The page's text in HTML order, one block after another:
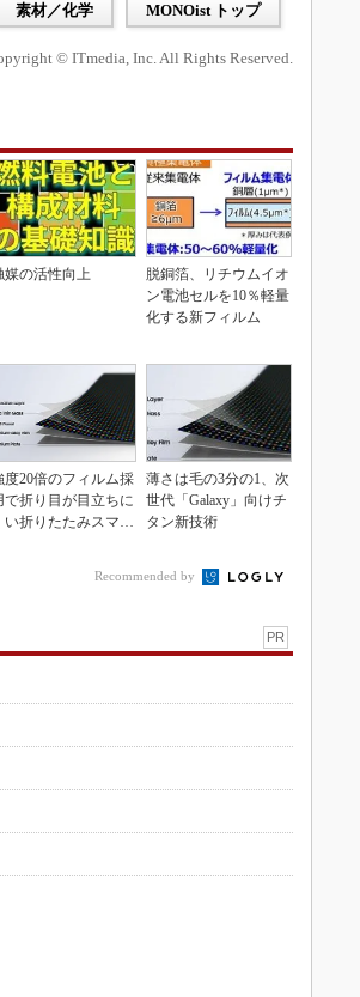
素材／化学 MONOist トップ
© ITmedia, Inc. All Rights Reserved.
媒の活性向上
脱銅箔、リチウムイオ
ン電池セルを10％軽量
化する新フィルム
度20倍のフィルム採
で折り目が目立ちに
い折りたたみスマホ
薄さは毛の3分の1、次
世代「Galaxy」向けチ
タン新技術
Recommended by
PR